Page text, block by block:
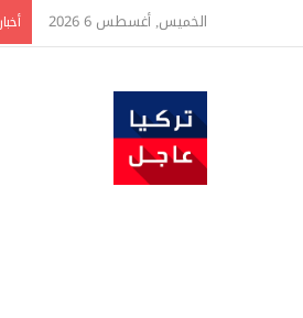
الخميس, أغسطس 6 2026